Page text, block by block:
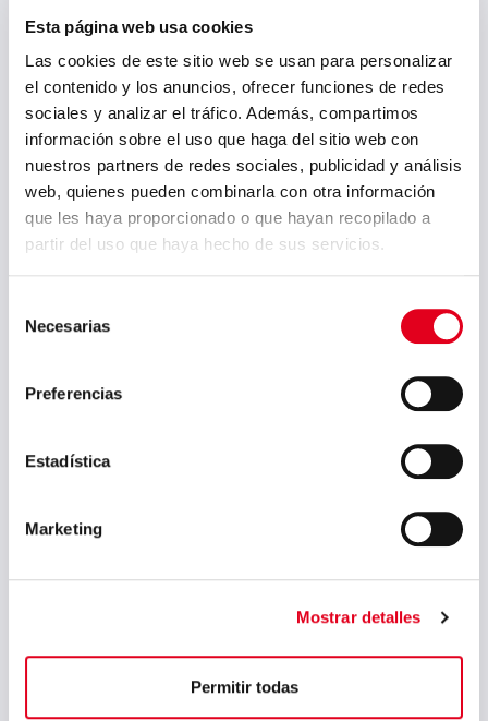
Esta página web usa cookies
Las cookies de este sitio web se usan para personalizar
el contenido y los anuncios, ofrecer funciones de redes
sociales y analizar el tráfico. Además, compartimos
información sobre el uso que haga del sitio web con
nuestros partners de redes sociales, publicidad y análisis
web, quienes pueden combinarla con otra información
que les haya proporcionado o que hayan recopilado a
partir del uso que haya hecho de sus servicios.
Necesarias
Preferencias
Estadística
Marketing
Mostrar detalles
Permitir todas
mayo 2026
marzo 2026
enero 2026
diciembre 2025
octubre 2025
septiembre 2025
noviembre 2024
septiembre 2024
agosto 2024